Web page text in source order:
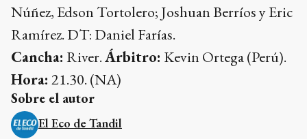
Núñez, Edson Tortolero; Joshuan Berríos y Eric
Ramírez. DT: Daniel Farías.
Cancha: River.Árbitro: Kevin Ortega (Perú).
Hora: 21.30. (NA)
Sobre el autor
El Eco de Tandil